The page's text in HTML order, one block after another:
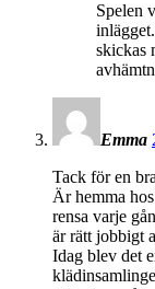
Spelen
skickas
Emma
Tack för en
Är hemma
rensa varje
är rätt jobbigt
Idag blev det